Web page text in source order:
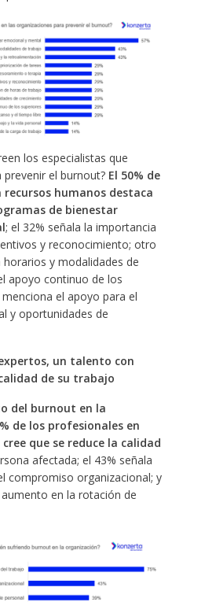
los especialistas que
el burnout? El 50% de
recursos humanos destaca
de bienestar
; el 32% señala la importancia
y reconocimiento; otro
horarios y modalidades de
apoyo continuo de los
menciona el apoyo para el
y oportunidades de
un talento con
de su trabajo
del burnout en la
de los profesionales en
que se reduce la calidad
afectada; el 43% señala
compromiso organizacional; y
en la rotación de